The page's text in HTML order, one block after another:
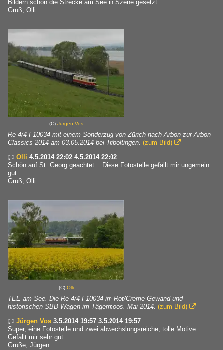
Bildern schön die Strecke am See in Szene gesetzt.
Gruß, Olli
(C) Jürgen Vos
Re 4/4 I 10034 mit einem Sonderzug von Zürich nach Arbon zur Arbon-
Classics 2014 am 03.05.2014 bei Triboltingen. (zum Bild) 
 Olli 4.5.2014 22:02 4.5.2014 22:02
Schön auf St. Georg geachtet... Diese Fotostelle gefällt mir ungemein
gut...
Gruß, Olli
(C) Olli
TEE am See. Die Re 4/4 I 10034 im Rot/Creme-Gewand und
historischen SBB-Wagen im Tägermoos. Mai 2014. (zum Bild) 
 Jürgen Vos 3.5.2014 19:57 3.5.2014 19:57
Super, eine Fotostelle und zwei abwechslungsreiche, tolle Motive.
Gefällt mir sehr gut.
Grüße, Jürgen